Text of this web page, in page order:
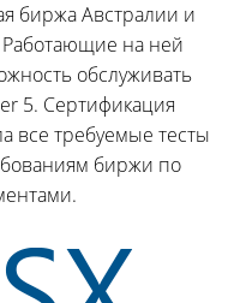
биржа Австралии и
на ней
обслуживать
5. Сертификация
все требуемые тесты
биржи по